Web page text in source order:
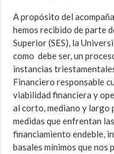
A propósito del
hemos recibido de parte
Superior (SES), la
como debe ser, un
instancias
Financiero responsable
viabilidad financiera y
al corto, mediano y largo
medidas que enfrentan
financiamiento endeble,
basales mínimos que nos